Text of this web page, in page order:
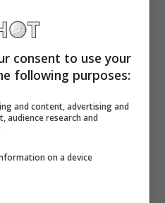
lo stesso del
by CartaSi (9-
per la squadra
De Rossi, Angelo
terziIgnacio
Bersano, Carlo
consent to use your
following purposes:
and content, advertising and
audience research and
on a device